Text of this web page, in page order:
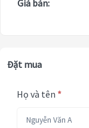
Giá bán:
Đặt mua
Họ và tên *